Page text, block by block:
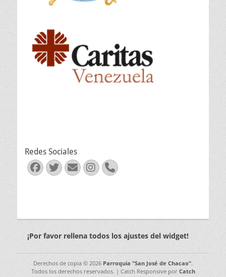
Redes Sociales
Facebook
Twitter
Correo
electrónico
Instagram
Teléfono
¡Por favor rellena todos los ajustes del widget!
Derechos de copia © 2026 Parroquia "San José de Chacao".
Todos los derechos reservados. | Catch Responsive por Catch